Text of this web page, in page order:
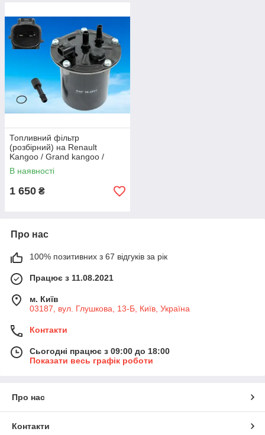
Топливний фільтр
(розбірний) на Renault
Kangoo / Grand kangoo /
RENZET (Польща)
В наявності
1 650 ₴
Про нас
100% позитивних з 67 відгуків за рік
Працює з 11.08.2021
м. Київ
03187, вул. Глушкова, 13-Б, Київ, Україна
Контакти
Сьогодні працює з 09:00 до 18:00
Показати весь графік роботи
Про нас
Контакти